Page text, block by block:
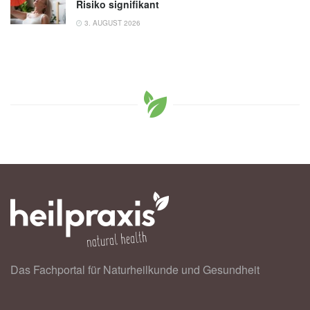
Risiko signifikant
3. AUGUST 2026
Das Fachportal für Naturheilkunde und Gesundheit